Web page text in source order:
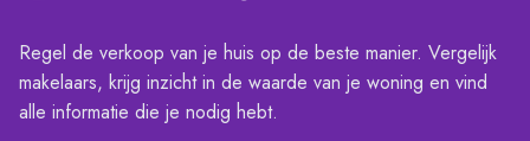
Regel de verkoop van je huis op de beste manier. Vergelijk
makelaars, krijg inzicht in de waarde van je woning en vind
alle informatie die je nodig hebt.